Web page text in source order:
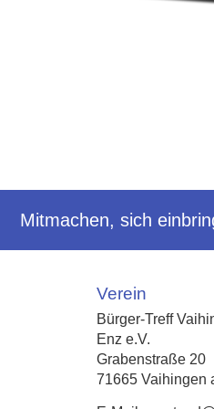
Mitmachen, sich
Verein
Bürger-Treff
Enz e.V.
Grabenstraße 20
71665 Vaihingen